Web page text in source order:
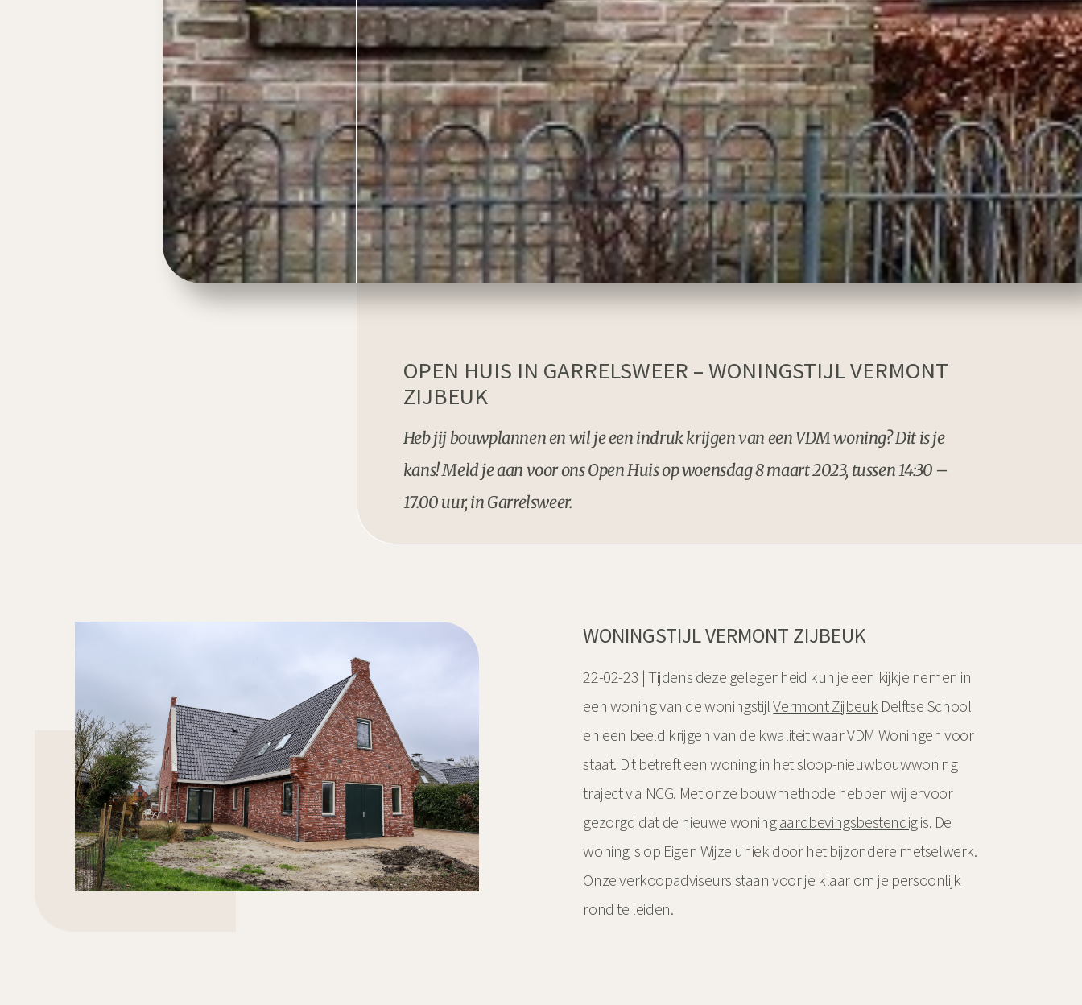
OPEN HUIS IN GARRELSWEER – WONINGSTIJL VERMONT
ZIJBEUK
Heb jij bouwplannen en wil je een indruk krijgen van een VDM woning? Dit is je
kans! Meld je aan voor ons Open Huis op woensdag 8 maart 2023, tussen 14:30 –
17.00 uur, in Garrelsweer.
WONINGSTIJL VERMONT ZIJBEUK
22-02-23 | Tijdens deze gelegenheid kun je een kijkje nemen in
een woning van de woningstijlVermont Zijbeuk Delftse School
en een beeld krijgen van de kwaliteit waar VDM Woningen voor
staat. Dit betreft een woning in het sloop-nieuwbouwwoning
traject via NCG. Met onze bouwmethode hebben wij ervoor
gezorgd dat de nieuwe woningaardbevingsbestendigis. De
woning is op Eigen Wijze uniek door het bijzondere metselwerk.
Onze verkoopadviseurs staan voor je klaar om je persoonlijk
rond te leiden.